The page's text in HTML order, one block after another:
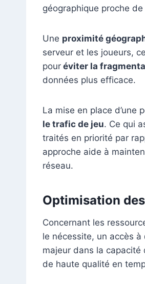
géographique proche
Une proximité
serveur et les joueurs,
pour éviter la
données plus efficace.
La mise en place d’une
le trafic de jeu. Ce qui
traités en priorité par
approche aide à
réseau.
Optimisation
Concernant les
le nécessite, un accès à
majeur dans la capacité
de haute qualité en